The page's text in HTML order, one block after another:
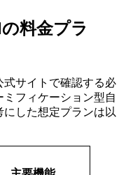
料金プラ
サイトで確認する必
フィケーション型自
した想定プランは以